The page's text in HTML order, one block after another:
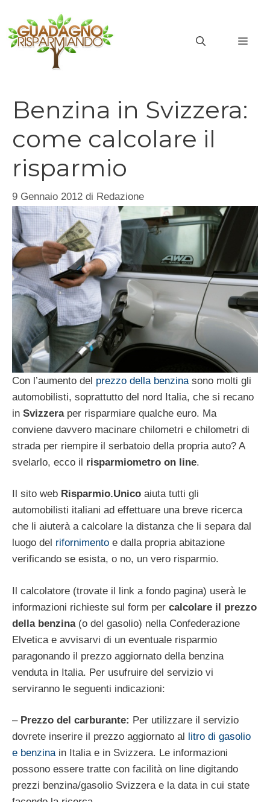
contenuto
Benzina in Svizzera:
come calcolare il
risparmio
9 Gennaio 2012 di Redazione
Con l’aumento del prezzo della benzina sono molti gli
automobilisti, soprattutto del nord Italia, che si recano
in Svizzeraper risparmiare qualche euro. Ma
conviene davvero macinare chilometri e chilometri di
strada per riempire il serbatoio della propria auto? A
svelarlo, ecco il risparmiometro on line.
Il sito web Risparmio.Unico aiuta tutti gli
automobilisti italiani ad effettuare una breve ricerca
che li aiuterà a calcolare la distanza che li separa dal
luogo del rifornimento e dalla propria abitazione
verificando se esista, o no, un vero risparmio.
Il calcolatore (trovate il link a fondo pagina) userà le
informazioni richieste sul form per calcolare il prezzo
della benzina(o del gasolio) nella Confederazione
Elvetica e avvisarvi di un eventuale risparmio
paragonando il prezzo aggiornato della benzina
venduta in Italia. Per usufruire del servizio vi
serviranno le seguenti indicazioni:
– Prezzo del carburante: Per utilizzare il servizio
dovrete inserire il prezzo aggiornato al
litro di gasolio
e benzinain Italia e in Svizzera. Le informazioni
possono essere tratte con facilità on line digitando
prezzi benzina/gasolio Svizzera e la data in cui state